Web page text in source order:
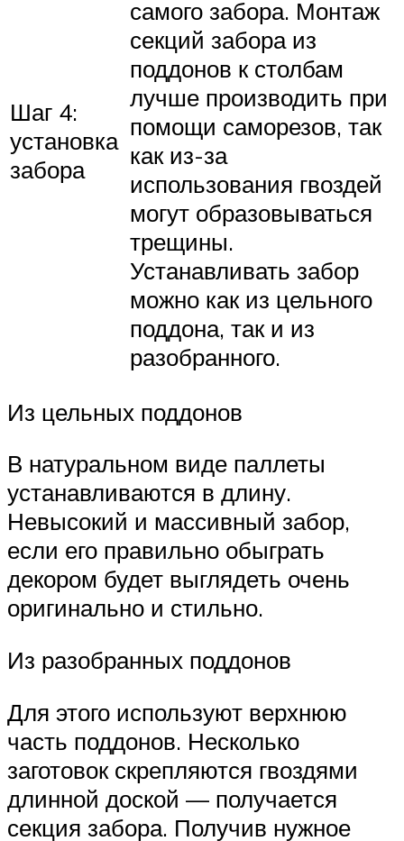
Шаг 4:
установка
забора
самого забора. Монтаж
секций забора из
поддонов к столбам
лучше производить при
помощи саморезов, так
как из-за
использования гвоздей
могут образовываться
трещины.
Устанавливать забор
можно как из цельного
поддона, так и из
разобранного.
Из цельных поддонов
В натуральном виде паллеты
устанавливаются в длину.
Невысокий и массивный забор,
если его правильно обыграть
декором будет выглядеть очень
оригинально и стильно.
Из разобранных поддонов
Для этого используют верхнюю
часть поддонов. Несколько
заготовок скрепляются гвоздями
длинной доской — получается
секция забора. Получив нужное